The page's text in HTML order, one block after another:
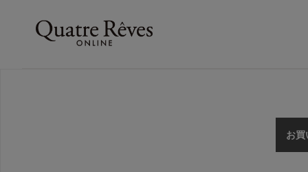
お買